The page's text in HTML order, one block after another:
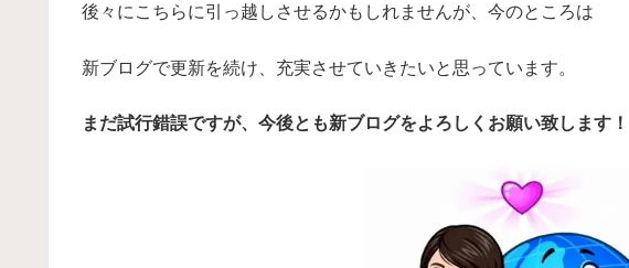
後々にこちらに引っ越しさせるかもしれませんが、今のところは
新ブログで更新を続け、充実させていきたいと思っています。
まだ試行錯誤ですが、今後とも新ブログをよろしくお願い致します！